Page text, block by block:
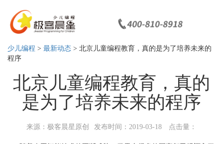
少儿编程 > 最新动态 > 北京儿童编程教育，真的是为了培养未来的
程序
北京儿童编程教育，真的
是为了培养未来的程序
来源：极客晨星原创 发布时间：2019-03-18 点击量：